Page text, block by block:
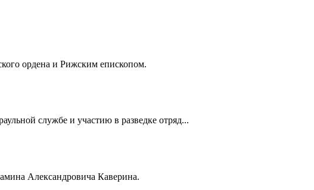
ордена и Рижским епископом.
службе и участию в разведке отряд...
Александровича Каверина.